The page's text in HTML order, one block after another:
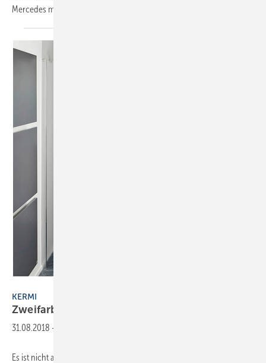
Mercedes mit Seminarleiter Frank A.
KERMI
Zweifarbiges
31.08.2018 -
Es ist nicht alles Gold, was glänzt: Im Falle der Duschkabinenserie